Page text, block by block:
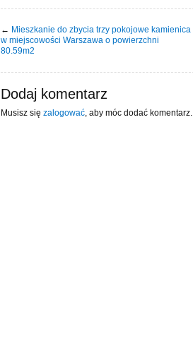
← Mieszkanie do zbycia trzy pokojowe kamienica
w miejscowości Warszawa o powierzchni
80.59m2
Dodaj komentarz
Musisz się zalogować , aby móc dodać komentarz.